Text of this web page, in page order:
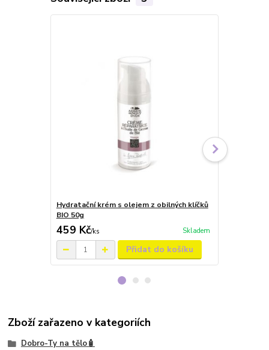
Hydratační krém s olejem z obilných klíčků
BIO 50g
459 Kč/ks Skladem
Přidat do košíku
Zboží zařazeno v kategoriích
Dobro-Ty na tělo🧴